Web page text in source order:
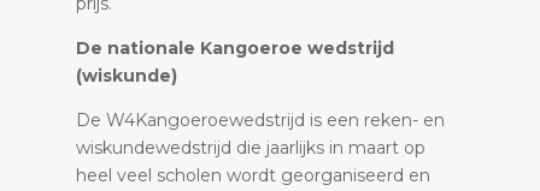
De nationale Kangoeroe wedstrijd
(wiskunde)
De W4Kangoeroewedstrijd is een reken- en
wiskundewedstrijd die jaarlijks in maart op
heel veel scholen wordt georganiseerd en